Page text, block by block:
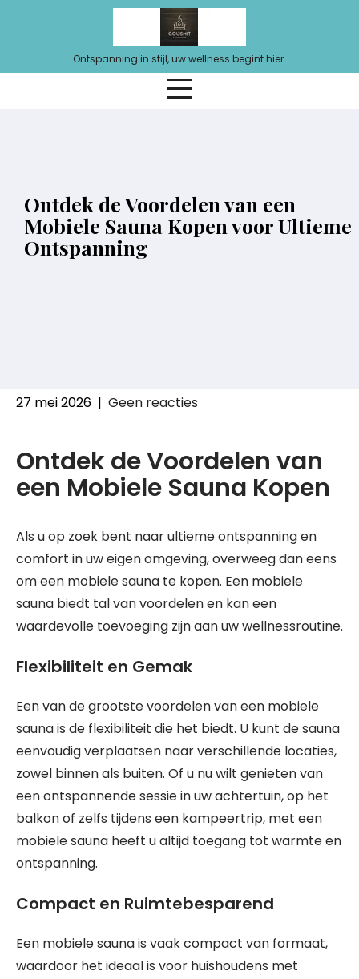
Ontspanning in stijl, uw wellness begint hier.
Ontdek de Voordelen van een
Mobiele Sauna Kopen voor Ultieme
Ontspanning
27 mei 2026 | Geen reacties
Ontdek de Voordelen van
een Mobiele Sauna Kopen
Als u op zoek bent naar ultieme ontspanning en
comfort in uw eigen omgeving, overweeg dan eens
om een mobiele sauna te kopen. Een mobiele
sauna biedt tal van voordelen en kan een
waardevolle toevoeging zijn aan uw wellnessroutine.
Flexibiliteit en Gemak
Een van de grootste voordelen van een mobiele
sauna is de flexibiliteit die het biedt. U kunt de sauna
eenvoudig verplaatsen naar verschillende locaties,
zowel binnen als buiten. Of u nu wilt genieten van
een ontspannende sessie in uw achtertuin, op het
balkon of zelfs tijdens een kampeertrip, met een
mobiele sauna heeft u altijd toegang tot warmte en
ontspanning.
Compact en Ruimtebesparend
Een mobiele sauna is vaak compact van formaat,
waardoor het ideaal is voor huishoudens met